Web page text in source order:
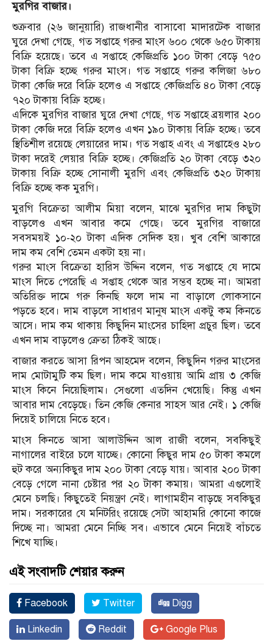
মুরগির বাজার।
শুক্রবার (২৬ জানুয়ারি) রাজধানীর বাসাবো মাদারটেক বাজার
ঘুরে দেখা গেছে, গত সপ্তাহে গরুর মাংস ৬০০ থেকে ৬৫০ টাকায়
বিক্রি হয়েছে। তবে এ সপ্তাহে কেজিপ্রতি ১০০ টাকা বেড়ে ৭৫০
টাকা বিক্রি হচ্ছে গরুর মাংস। গত সপ্তাহে গরুর কলিজা ৬৮০
টাকা কেজি দরে বিক্রি হলেও এ সপ্তাহে কেজিপ্রতি ৪০ টাকা বেড়ে
৭২০ টাকায় বিক্রি হচ্ছে।
এদিকে মুরগির বাজার ঘুরে দেখা গেছে, গত সপ্তাহে ব্রয়লার ২০০
টাকা কেজি দরে বিক্রি হলেও এখন ১৯০ টাকায় বিক্রি হচ্ছে। তবে
স্থিতিশীল রয়েছে লেয়ারের দাম। গত সপ্তাহ এবং এ সপ্তাহেও ২৮০
টাকা দরেই লেয়ার বিক্রি হচ্ছে। কেজিপ্রতি ২০ টাকা বেড়ে ৩২০
টাকায় বিক্রি হচ্ছে সোনালী মুরগি এবং কেজিপ্রতি ৩২০ টাকায়
বিক্রি হচ্ছে কক মুরগি।
মুরগি বিক্রেতা আলীম মিয়া বলেন, মাঝে মুরগির দাম কিছুটা
বাড়লেও এখন আবার কমে গেছে। তবে মুরগির বাজারে
সবসময়ই ১০-২০ টাকা এদিক সেদিক হয়। খুব বেশি আকারে
দাম কম বেশি তেমন একটা হয় না।
গরুর মাংস বিক্রেতা হারিস উদ্দিন বলেন, গত সপ্তাহে যে দামে
মাংস দিতে পেরেছি এ সপ্তাহ থেকে আর সম্ভব হচ্ছে না। আমরা
অতিরিক্ত দামে গরু কিনছি ফলে দাম না বাড়ালে লোকসানে
পড়তে হবে। দাম বাড়লে সাধারণ মানুষ মাংস একটু কম কিনতে
আসে। দাম কম থাকায় কিছুদিন মাংসের চাহিদা প্রচুর ছিল। তবে
এখন দাম বাড়লেও ক্রেতা ঠিকই আছে।
বাজার করতে আসা রিপন আহমেদ বলেন, কিছুদিন গরুর মাংসের
দাম মোটামুটি কম ছিল। দাম কমে যাওয়ায় আমি প্রায় ৩ কেজি
মাংস কিনে নিয়েছিলাম। সেগুলো এতদিন খেয়েছি। কিন্তু এখন
আবার দাম বেড়েছে। তিন কেজি কেনার সাহস আর নেই। ১ কেজি
দিয়েই চালিয়ে নিতে হবে।
মাংস কিনতে আসা আলাউদ্দিন আল রাজী বলেন, সবকিছুই
নাগালের বাইরে চলে যাচ্ছে। কোনো কিছুর দাম ৫০ টাকা কমলে
হুট করে অন্যকিছুর দাম ২০০ টাকা বেড়ে যায়। আবার ২০০ টাকা
বেড়ে গেলে নানা চেষ্টার পর ২০ টাকা কমায়। আমরা এগুলোই
মেনে চলছি। কিছুতেই নিয়ন্ত্রণ নেই। লাগামহীন বাড়ছে সবকিছুর
দাম। সরকারের যে মনিটরিং রয়েছে সেটা আহামরি কোনো কাজে
দিচ্ছে না। আমরা মেনে নিচ্ছি সব। এভাবে মেনে নিয়েই বাঁচতে
শিখে যাচ্ছি।
এই সংবাদটি শেয়ার করুন
Facebook Twitter Digg
Linkedin Reddit Google Plus